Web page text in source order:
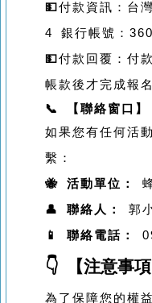
💵付款資訊：台
4 銀行帳號：
💵付款回覆：付
帳款後才完成報名
📞 【聯絡窗口】
如果您有任何活
繫：
🐝 活動單位：
👤 聯絡人：
郭
📱 聯絡電話：
👇 【注意事項
為了保障您的權